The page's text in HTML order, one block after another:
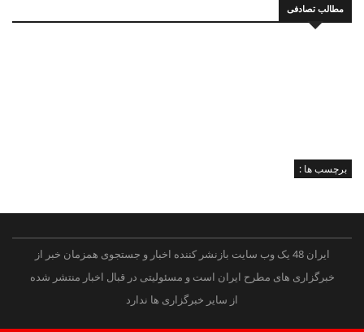
مطالب تصادفی
برچسب ها :
ایران 48 یک وب سایت بازنشر کننده اخبار و جستجوی همزمان خبر از
خبرگزاری های مطرح ایران است و مسئولیتی در قبال اخبار منتشر شده
از سایر خبرگزاری ها ندارد